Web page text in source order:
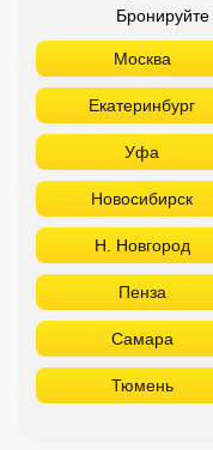
Москва
Екатеринбург
Уфа
Новосибирск
Н. Новгород
Пенза
Самара
Тюмень